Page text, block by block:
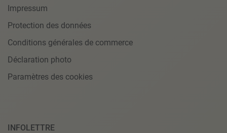
Impressum
Protection des données
Conditions générales de commerce
Déclaration photo
Paramètres des cookies
INFOLETTRE